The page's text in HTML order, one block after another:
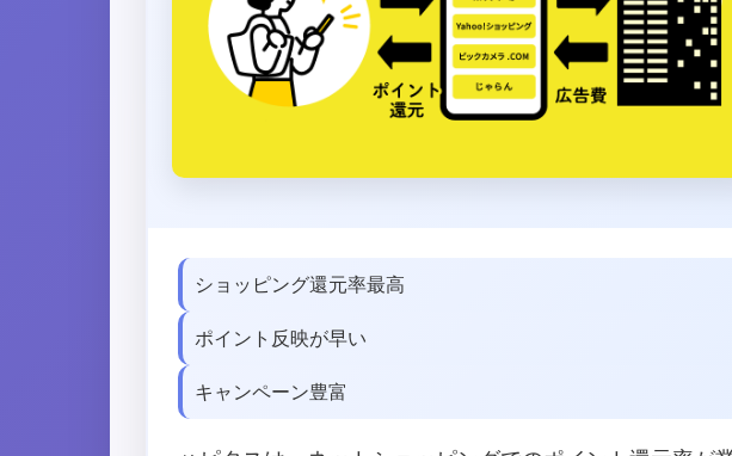
ショッピング還元率最高
ポイント反映が早い
キャンペーン豊富